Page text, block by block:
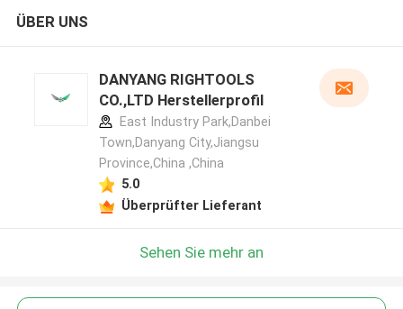
ÜBER UNS
DANYANG RIGHTOOLS
CO.,LTD Herstellerprofil
East Industry Park,Danbei
Town,Danyang City,Jiangsu
Province,China ,China
5.0
Überprüfter Lieferant
Sehen Sie mehr an